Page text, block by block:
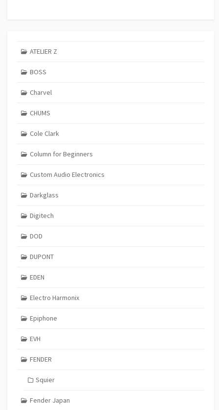
ATELIER Z
BOSS
Charvel
CHUMS
Cole Clark
Column for Beginners
Custom Audio Electronics
Darkglass
Digitech
DOD
DUPONT
EDEN
Electro Harmonix
Epiphone
EVH
FENDER
Squier
Fender Japan